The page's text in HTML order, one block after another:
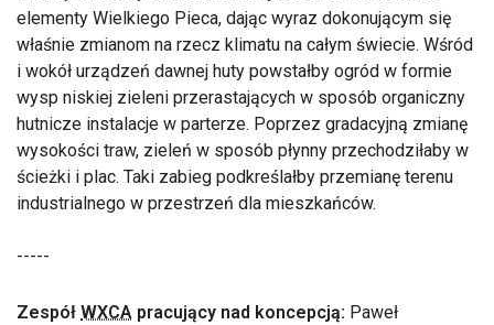
elementy Wielkiego Pieca, dając wyraz dokonującym się
właśnie zmianom na rzecz klimatu na całym świecie. Wśród
i wokół urządzeń dawnej huty powstałby ogród w formie
wysp niskiej zieleni przerastających w sposób organiczny
hutnicze instalacje w parterze. Poprzez gradacyjną zmianę
wysokości traw, zieleń w sposób płynny przechodziłaby w
ścieżki i plac. Taki zabieg podkreślałby przemianę terenu
industrialnego w przestrzeń dla mieszkańców.
-----
Zespół WXCA pracujący nad koncepcją: Paweł